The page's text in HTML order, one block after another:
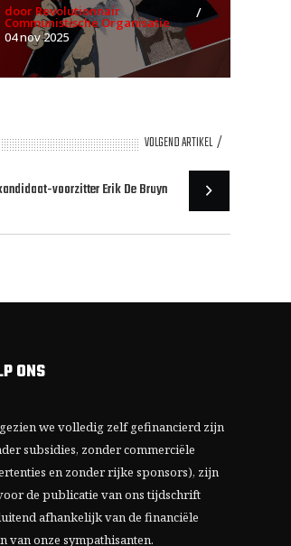
door Revolutionnair
Communistische Organisatie
04 nov 2025
VOLGEND ARTIKEL
voorzitter Erik De Bruyn
ONS
we volledig zelf gefinancierd zijn
subsidies, zonder commerciële
en zonder rijke sponsors), zijn
de publicatie van ons tijdschrift
afhankelijk van de financiële
van onze sympathisanten.